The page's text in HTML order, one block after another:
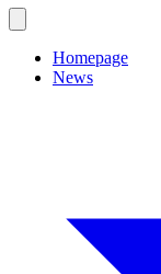
Homepage
News